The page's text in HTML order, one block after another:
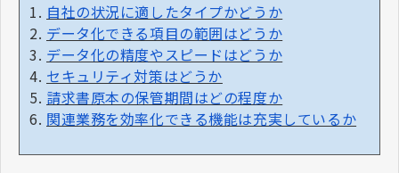
自社の状況に適したタイプかどうか
データ化できる項目の範囲はどうか
データ化の精度やスピードはどうか
セキュリティ対策はどうか
請求書原本の保管期間はどの程度か
関連業務を効率化できる機能は充実しているか